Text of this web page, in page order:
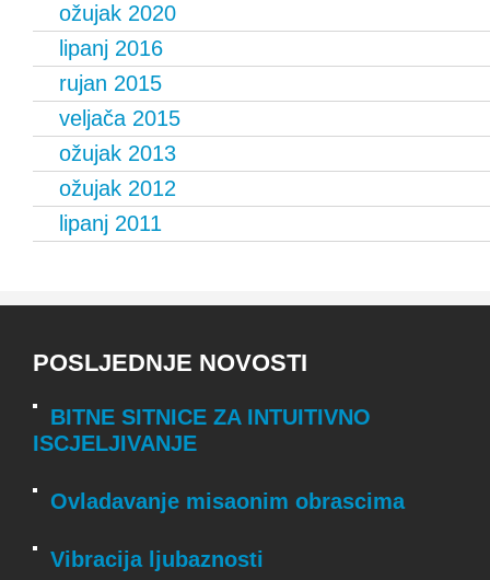
ožujak 2020
lipanj 2016
rujan 2015
veljača 2015
ožujak 2013
ožujak 2012
lipanj 2011
POSLJEDNJE NOVOSTI
BITNE SITNICE ZA INTUITIVNO
ISCJELJIVANJE
Ovladavanje misaonim obrascima
Vibracija ljubaznosti